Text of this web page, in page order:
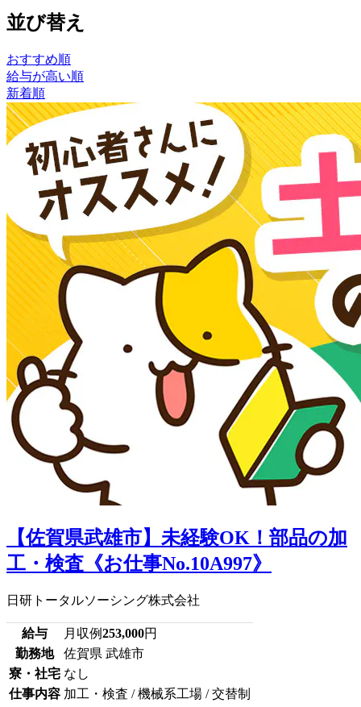
並び替え
おすすめ順
給与が高い順
新着順
【佐賀県武雄市】未経験OK！部品の加
工・検査《お仕事No.10A997》
日研トータルソーシング株式会社
給与 月収例253,000円
勤務地
佐賀県 武雄市
寮・社宅 なし
仕事内容 加工・検査 / 機械系工場 / 交替制